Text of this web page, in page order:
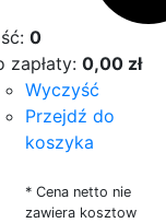
0
zapłaty: 0,00 zł
Wyczyść
Przejdź do
koszyka
* Cena netto nie
zawiera kosztow